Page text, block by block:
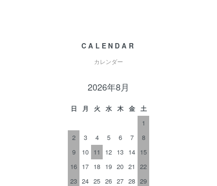
CALENDAR
カレンダー
2026年8月
日 月 火 水 木 金
土
1
2
3 4 5 6 7
8
9
10 11 12 13 14 15
16 17 18 19 20 21
22
23 24 25 26 27 28 29